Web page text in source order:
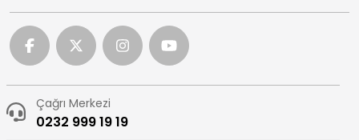
Çağrı Merkezi
0232 999 19 19